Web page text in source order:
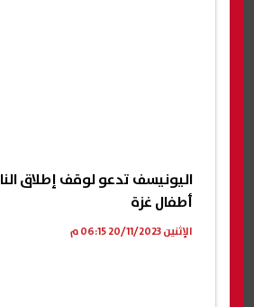
اليونيسف تدعو لوقف إطلاق
أطفال غزة
الإثنين 20/11/2023 06:15 م